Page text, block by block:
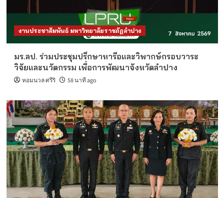
งานประชาสัมพันธ์ มหาวิทยาลัยราชภัฏลำปาง
มร.ลป. ร่วมประชุมปรึกษาหารือและวิพากษ์กรอบวาระ
วิจัยและนวัตกรรม เพื่อการพัฒนาจังหวัดลำปาง
หอมนวล ศรีริ 58 นาที ago